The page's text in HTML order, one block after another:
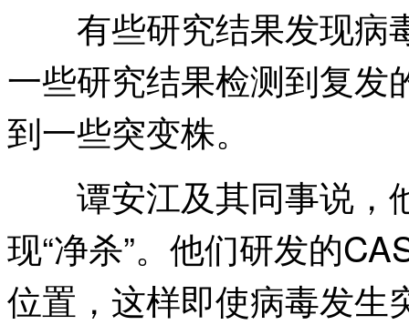
有些研究结果发现病
一些研究结果检测到复发
到一些突变株。
谭安江及其同事说，
现“净杀”。他们研发的
位置，这样即使病毒发生